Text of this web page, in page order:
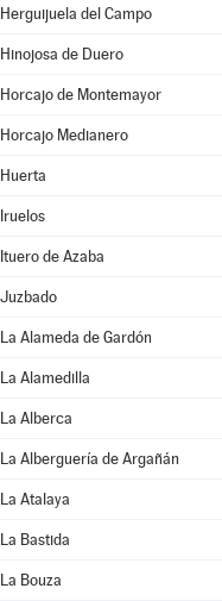
Herguijuela del Campo
Hinojosa de Duero
Horcajo de Montemayor
Horcajo Medianero
Huerta
Iruelos
Ituero de Azaba
Juzbado
La Alameda de Gardón
La Alamedilla
La Alberca
La Alberguería de Argañán
La Atalaya
La Bastida
La Bouza